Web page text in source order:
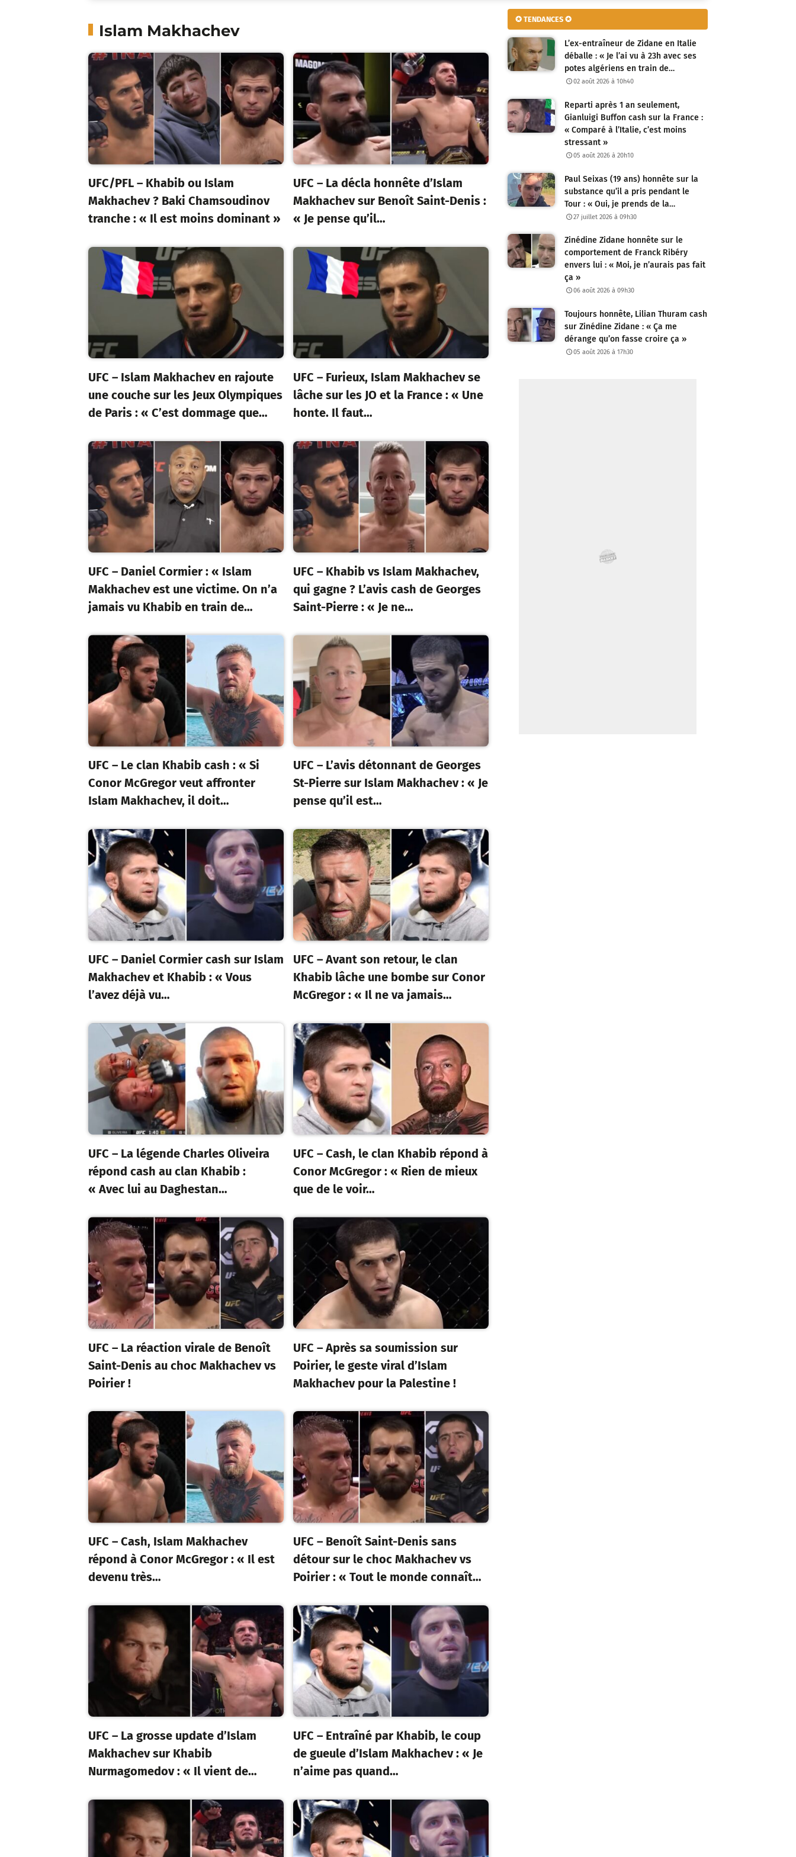
Islam Makhachev
UFC/PFL – Khabib ou Islam
Makhachev ? Baki Chamsoudinov
tranche : « Il est moins dominant »
UFC – La décla honnête d’Islam
Makhachev sur Benoît Saint-Denis :
« Je pense qu’il…
UFC – Islam Makhachev en rajoute
une couche sur les Jeux Olympiques
de Paris : « C’est dommage que…
UFC – Furieux, Islam Makhachev se
lâche sur les JO et la France : « Une
honte. Il faut…
UFC – Daniel Cormier : « Islam
Makhachev est une victime. On n’a
jamais vu Khabib en train de…
UFC – Khabib vs Islam Makhachev,
qui gagne ? L’avis cash de Georges
Saint-Pierre : « Je ne…
UFC – Le clan Khabib cash : « Si
Conor McGregor veut affronter
Islam Makhachev, il doit…
UFC – L’avis détonnant de Georges
St-Pierre sur Islam Makhachev : « Je
pense qu’il est…
UFC – Daniel Cormier cash sur Islam
Makhachev et Khabib : « Vous
l’avez déjà vu…
UFC – Avant son retour, le clan
Khabib lâche une bombe sur Conor
McGregor : « Il ne va jamais…
UFC – La légende Charles Oliveira
répond cash au clan Khabib :
« Avec lui au Daghestan…
UFC – Cash, le clan Khabib répond à
Conor McGregor : « Rien de mieux
que de le voir…
UFC – La réaction virale de Benoît
Saint-Denis au choc Makhachev vs
Poirier !
UFC – Après sa soumission sur
Poirier, le geste viral d’Islam
Makhachev pour la Palestine !
UFC – Cash, Islam Makhachev
répond à Conor McGregor : « Il est
devenu très…
UFC – Benoît Saint-Denis sans
détour sur le choc Makhachev vs
Poirier : « Tout le monde connaît…
UFC – La grosse update d’Islam
Makhachev sur Khabib
Nurmagomedov : « Il vient de…
UFC – Entraîné par Khabib, le coup
de gueule d’Islam Makhachev : « Je
n’aime pas quand…
✪ TENDANCES ✪
L’ex-entraîneur de Zidane en Italie
déballe : « Je l’ai vu à 23h avec ses
potes algériens en train de…
02 août 2026 à 10h40
Reparti après 1 an seulement,
Gianluigi Buffon cash sur la France :
« Comparé à l’Italie, c’est moins
stressant »
05 août 2026 à 20h10
Paul Seixas (19 ans) honnête sur la
substance qu’il a pris pendant le
Tour : « Oui, je prends de la…
27 juillet 2026 à 09h30
Zinédine Zidane honnête sur le
comportement de Franck Ribéry
envers lui : « Moi, je n’aurais pas fait
ça »
06 août 2026 à 09h30
Toujours honnête, Lilian Thuram cash
sur Zinédine Zidane : « Ça me
dérange qu’on fasse croire ça »
05 août 2026 à 17h30